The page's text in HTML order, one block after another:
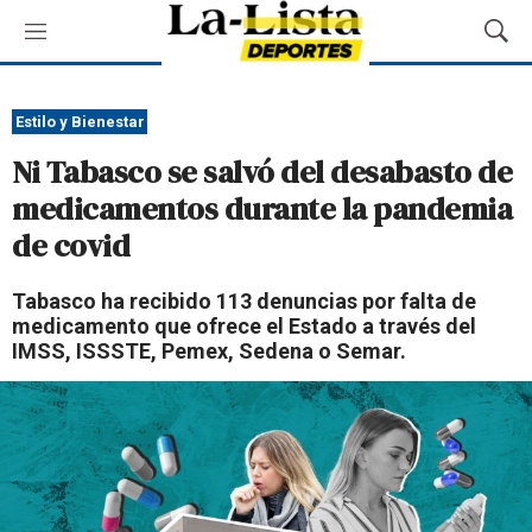
M
e
ú
M
o
a
r
B
a
Estilo y Bienestar
Ni Tabasco se salvó del desabasto de
medicamentos durante la pandemia
de covid
Tabasco ha recibido 113 denuncias por falta de
medicamento que ofrece el Estado a través del
IMSS, ISSSTE, Pemex, Sedena o Semar.